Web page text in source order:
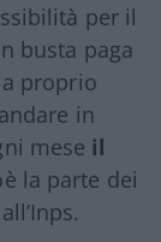
per il
busta paga
proprio
in
mese il
la parte dei